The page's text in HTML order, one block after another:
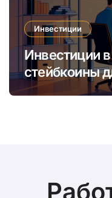
Инвестиции
Инвестиции
стейбкоины
онлайн-